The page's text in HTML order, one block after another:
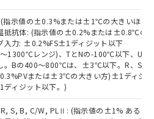
(指示値の±0.3%または±1℃の大きいほう
抵抗体: (指示値の±0.2%または±0.8℃の
入力: ±0.2%FS±1ディジット以下
1300℃レンジ)、TとNの-100℃以下、U
。Bの400～800℃は、±3℃以下。R、S
または±3℃の大きい方)±1ディジ
ィジット以下。)
R, S, B, C/W, PLⅡ: (指示値の±1% ある
関して"
の「1.共同利
に記載されている法人を
書（当社基準）
時点で非含有を証明す
って非含有を証明する
。
のフタル酸エステル類４
対応完了までの期間は出
混在することから備考
しておりました。
品への在庫切替を完了